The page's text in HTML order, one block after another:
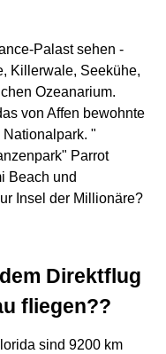
Palast sehen -
Killerwale, Seekühe,
Ozeanarium.
von Affen bewohnte
"
Parrot
Beach und
Insel der Millionäre?
Direktflug
fliegen??
sind 9200 km